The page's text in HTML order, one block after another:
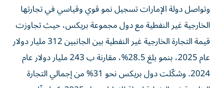
وتواصل دولة الإمارات تسجيل نمو قوي وقياسي في تجارتها
الخارجية غير النفطية مع دول مجموعة بريكس، حيث تجاوزت
قيمة التجارة الخارجية غير النفطية بين الجانبين 312 مليار دولار
عام 2025، بنمو بلغ 28.5%، مقارنة ب 243 مليار دولار عام
2024. وشكّلت دول بريكس نحو 31% من إجمالي التجارة